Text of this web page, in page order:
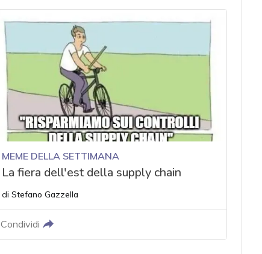
MEME DELLA SETTIMANA
La fiera dell'est della supply chain
diStefano Gazzella
Condividi